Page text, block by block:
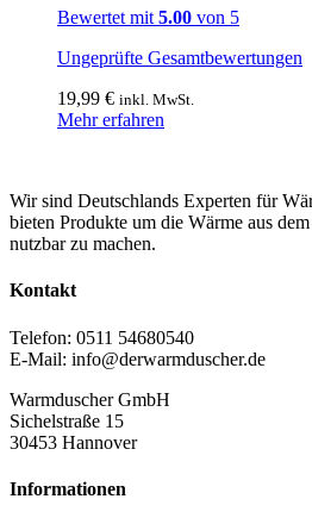
Bewertet mit 5.00 von 5
Ungeprüfte Gesamtbewertungen
19,99 € inkl. MwSt.
Mehr erfahren
Wir sind Deutschlands Experten für
bieten Produkte um die Wärme aus
nutzbar zu machen.
Kontakt
Telefon: 0511 54680540
E-Mail: info@derwarmduscher.de
Warmduscher GmbH
Sichelstraße 15
30453 Hannover
Informationen